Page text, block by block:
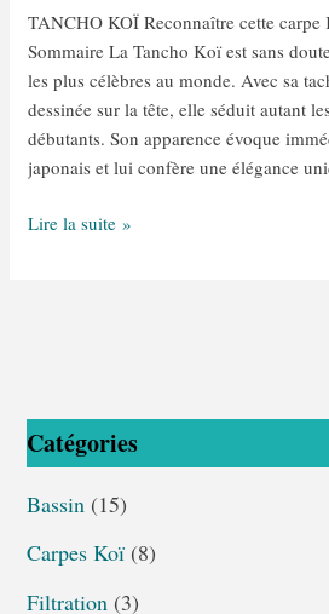
TANCHO KOÏ Reconnaître cette carpe
Sommaire La Tancho Koï est sans
les plus célèbres au monde. Avec sa
dessinée sur la tête, elle séduit autant
débutants. Son apparence évoque
japonais et lui confère une élégance
Lire la suite »
Catégories
Bassin (15)
Carpes Koï(8)
Filtration (3)